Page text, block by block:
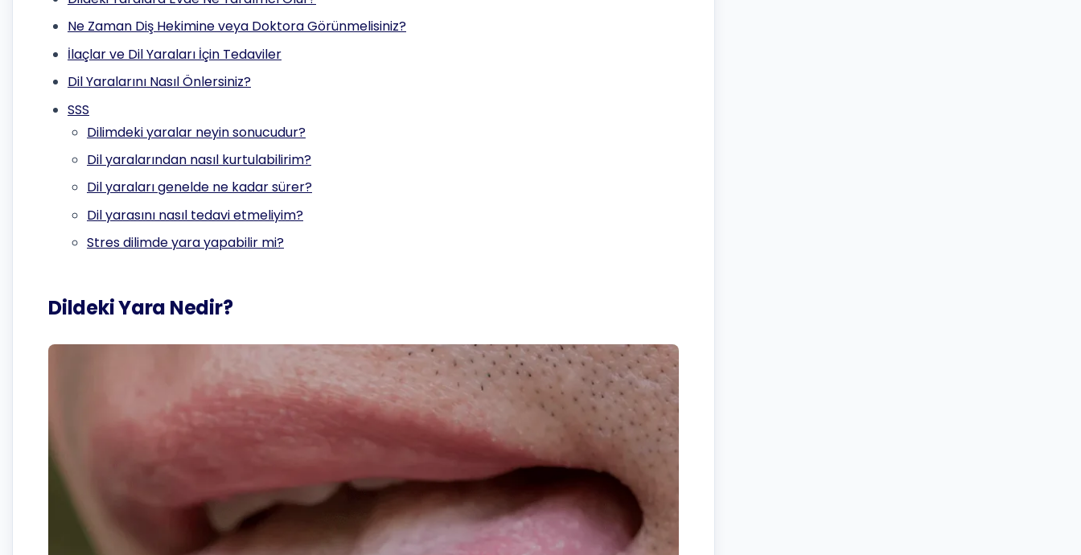
Ne Zaman Diş Hekimine veya Doktora Görünmelisiniz?
İlaçlar ve Dil Yaraları İçin Tedaviler
Dil Yaralarını Nasıl Önlersiniz?
SSS
Dilimdeki yaralar neyin sonucudur?
Dil yaralarından nasıl kurtulabilirim?
Dil yaraları genelde ne kadar sürer?
Dil yarasını nasıl tedavi etmeliyim?
Stres dilimde yara yapabilir mi?
Dildeki Yara Nedir?